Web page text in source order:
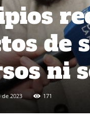
de
ni
2023 171